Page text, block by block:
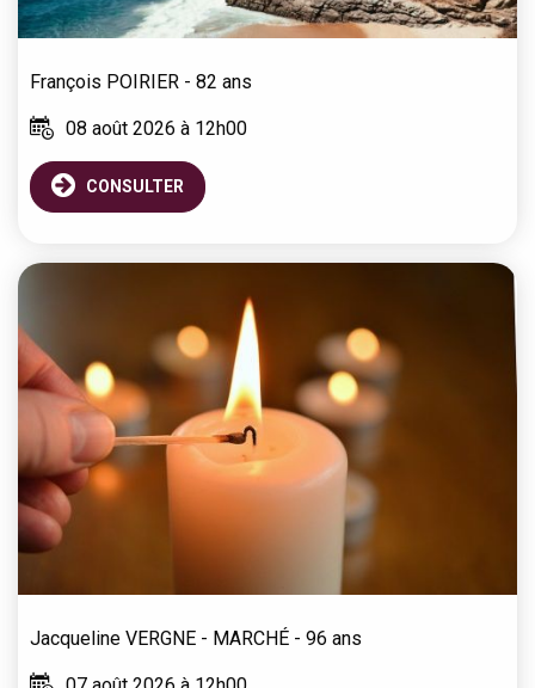
François POIRIER - 82 ans
08 août 2026 à 12h00
CONSULTER
Jacqueline VERGNE - MARCHÉ - 96 ans